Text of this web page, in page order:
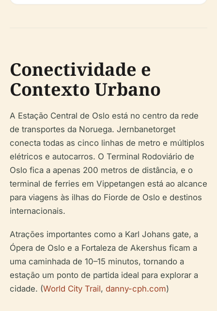
Conectividade e
Contexto Urbano
A Estação Central de Oslo está no centro da rede
de transportes da Noruega. Jernbanetorget
conecta todas as cinco linhas de metro e múltiplos
elétricos e autocarros. O Terminal Rodoviário de
Oslo fica a apenas 200 metros de distância, e o
terminal de ferries em Vippetangen está ao alcance
para viagens às ilhas do Fiorde de Oslo e destinos
internacionais.
Atrações importantes como a Karl Johans gate, a
Ópera de Oslo e a Fortaleza de Akershus ficam a
uma caminhada de 10–15 minutos, tornando a
estação um ponto de partida ideal para explorar a
cidade. (World City Trail, danny-cph.com)